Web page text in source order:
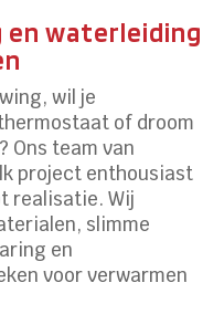
en waterleiding
wil je
of droom
Ons team van
project enthousiast
realisatie. Wij
slimme
en
voor verwarmen